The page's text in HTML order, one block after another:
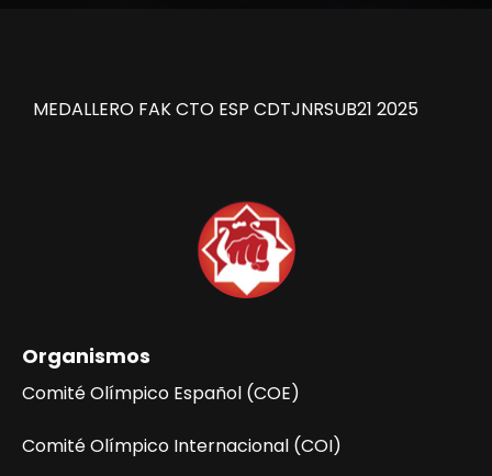
MEDALLERO FAK CTO ESP CDTJNRSUB21 2025
Organismos
Comité Olímpico Español (COE)
Comité Olímpico Internacional (COI)